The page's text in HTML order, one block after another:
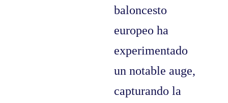
baloncesto
europeo ha
experimentado
un notable auge,
capturando la